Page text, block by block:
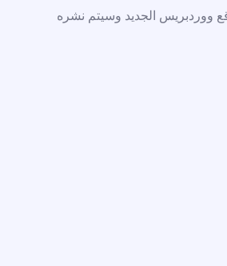
ووردبريس الجديد وسيتم نشره